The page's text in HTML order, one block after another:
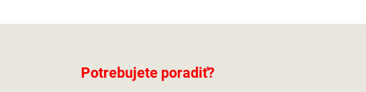
Potrebujete poradiť?